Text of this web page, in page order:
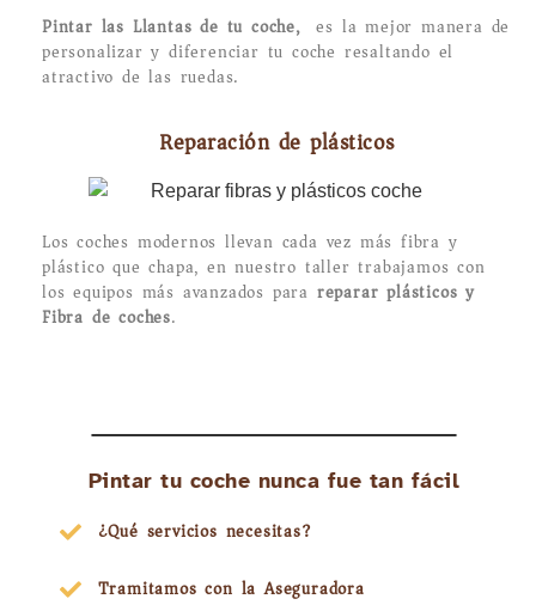
Pintar las Llantas de tu coche, es la mejor manera de
personalizar y diferenciar tu coche resaltando el
atractivo de las ruedas.
Reparación de plásticos
Los coches modernos llevan cada vez más fibra y
plástico que chapa, en nuestro taller trabajamos con
los equipos más avanzados para reparar plásticos y
Fibra de coches.
Pintar tu coche nunca fue tan fácil
¿Qué servicios necesitas?
Tramitamos con la Aseguradora